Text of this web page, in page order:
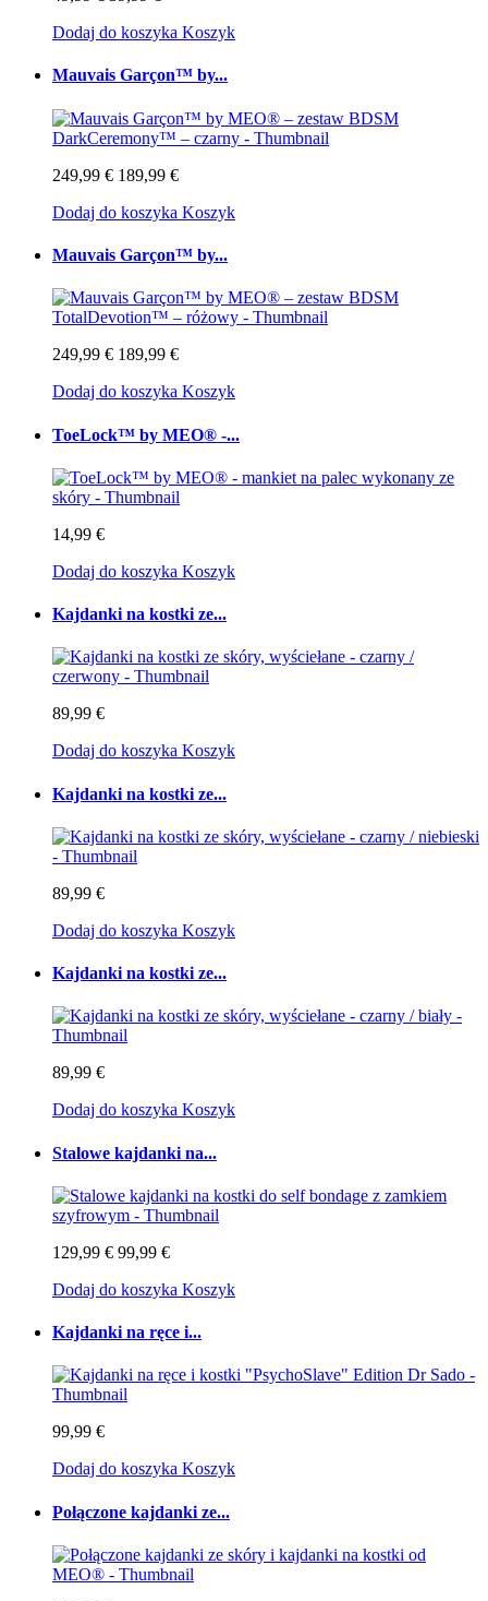
Dodaj do koszyka Koszyk
Mauvais Garçon™ by...
249,99 € 189,99 €
Dodaj do koszyka Koszyk
Mauvais Garçon™ by...
249,99 € 189,99 €
Dodaj do koszyka Koszyk
ToeLock™ by MEO® -...
14,99 €
Dodaj do koszyka Koszyk
Kajdanki na kostki ze...
89,99 €
Dodaj do koszyka Koszyk
Kajdanki na kostki ze...
89,99 €
Dodaj do koszyka Koszyk
Kajdanki na kostki ze...
89,99 €
Dodaj do koszyka Koszyk
Stalowe kajdanki na...
129,99 € 99,99 €
Dodaj do koszyka Koszyk
Kajdanki na ręce i...
99,99 €
Dodaj do koszyka Koszyk
Połączone kajdanki ze...